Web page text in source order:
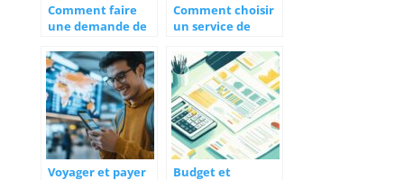
Comment faire
une demande de
facilement en
ligne ?
Comment choisir
un service de
securise et fiable
Voyager et payer
Budget et